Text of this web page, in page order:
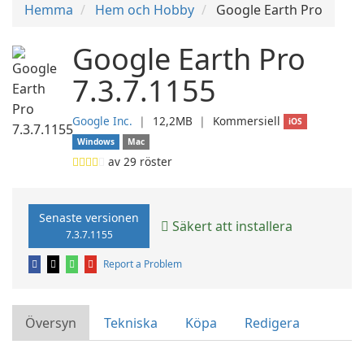
Hemma Hem och Hobby Google Earth Pro
Google Earth Pro
7.3.7.1155
Google Inc. ❘ 12,2MB ❘ Kommersiell
iOS
Windows
Mac
av 29 röster
Senaste versionen
7.3.7.1155 Säkert att installera
Report a Problem
Översyn Tekniska Köpa Redigera